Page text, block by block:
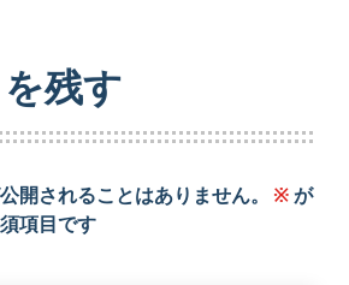
残す
開されることはありません。 ※ が
項目です